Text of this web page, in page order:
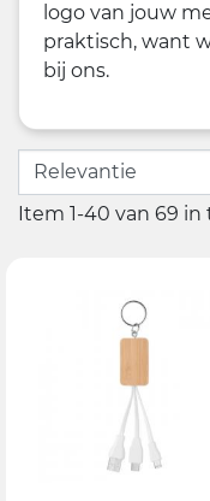
logo van jouw
praktisch, want
bij ons.
Item 1-40 van 69 in